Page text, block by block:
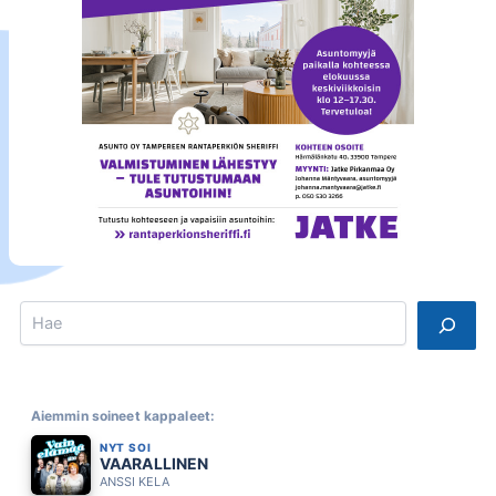
Search
Aiemmin soineet kappaleet:
NYT SOI
VAARALLINEN
ANSSI KELA